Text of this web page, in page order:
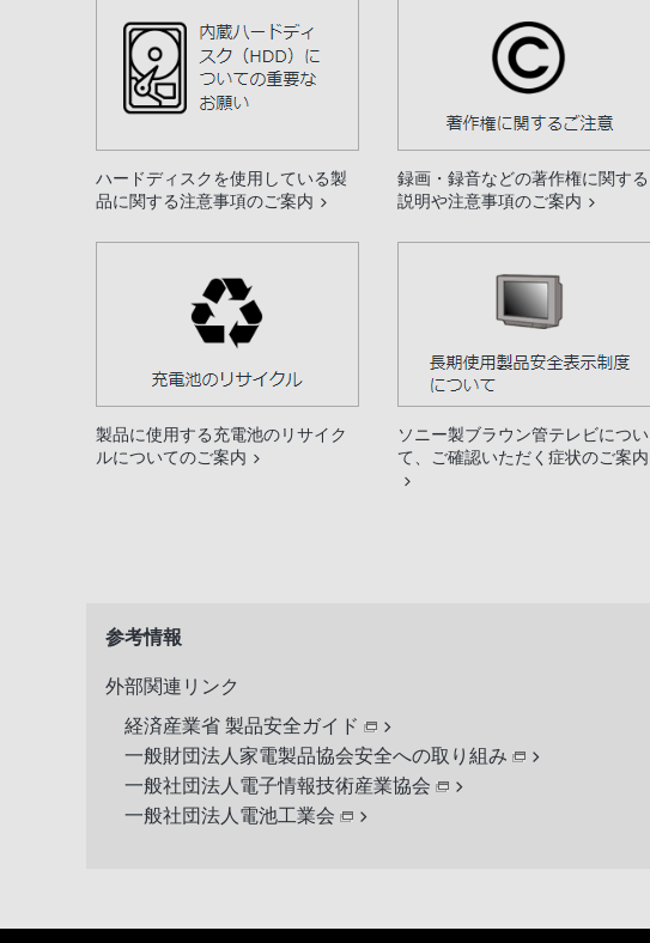
ハードディスクを使用している製
品に関する注意事項のご案内
録画・録音などの著作権に関する
説明や注意事項のご案内
製品に使用する充電池のリサイク
ルについてのご案内
ソニー製ブラウン管テレビについ
て、ご確認いただく症状のご案内
参考情報
外部関連リンク
経済産業省 製品安全ガイド
一般財団法人家電製品協会安全への取り組み
一般社団法人電子情報技術産業協会
一般社団法人電池工業会